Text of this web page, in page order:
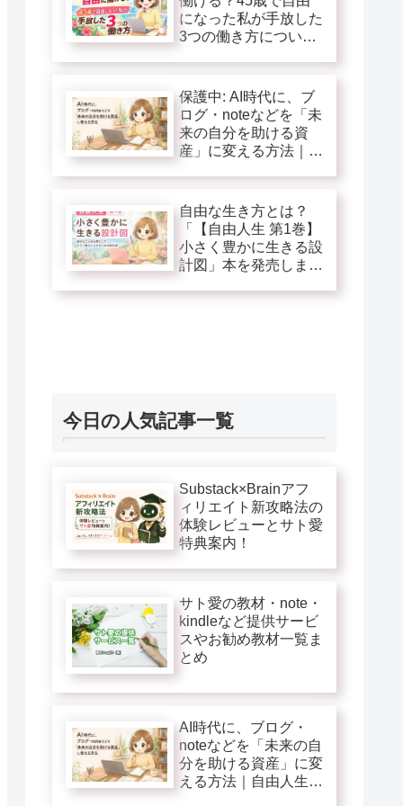
になった私が手放した
3つの働き方につい
保護中: AI時代に、ブ
ログ・noteなどを「未
来の自分を助ける資
産」に変える方法｜自
自由な生き方とは？
「【自由人生 第1巻】
小さく豊かに生きる設
計図」本を発売しま
今日の人気記事一覧
Substack×Brainアフ
ィリエイト新攻略法の
体験レビューとサト愛
特典案内！
サト愛の教材・note・
kindleなど提供サービ
スやお勧め教材一覧ま
とめ
AI時代に、ブログ・
noteなどを「未来の自
分を助ける資産」に変
える方法｜自由人生第